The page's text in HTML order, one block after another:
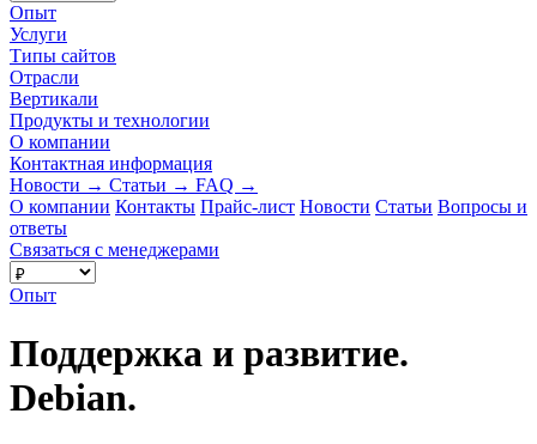
Опыт
Услуги
Типы сайтов
Отрасли
Вертикали
Продукты и технологии
О компании
Контактная информация
Новости → Статьи → FAQ →
О компании Контакты Прайс-лист Новости Статьи Вопросы и
ответы
Связаться с менеджерами
Опыт
Поддержка и развитие.
Debian.